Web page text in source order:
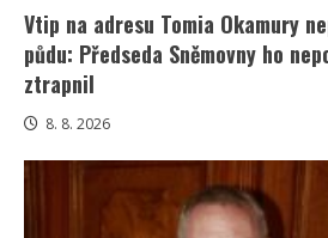
Vtip na adresu Tomia Okamury
půdu: Předseda Sněmovny ho
ztrapnil
8. 8. 2026